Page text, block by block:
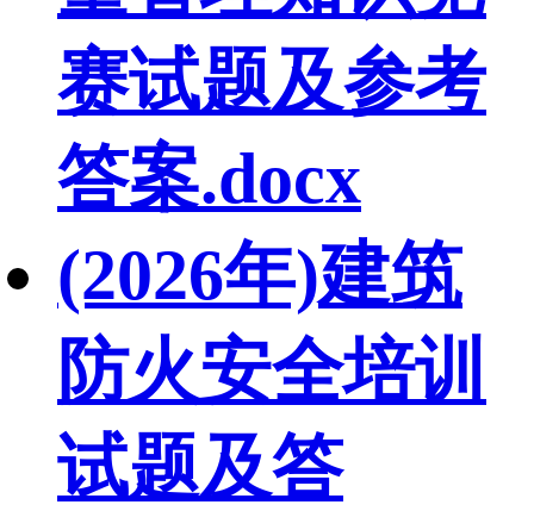
赛试题及参考
答案.docx
(2026年)建筑
防火安全培训
试题及答